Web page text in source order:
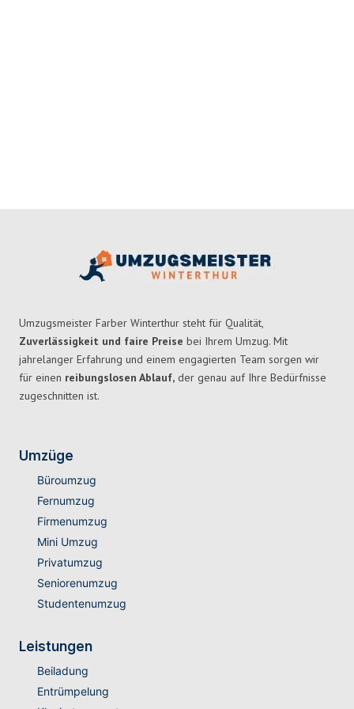
Umzugsmeister Farber Winterthur steht für Qualität,
Zuverlässigkeit und faire Preise bei Ihrem Umzug. Mit
jahrelanger Erfahrung und einem engagierten Team sorgen wir
für einen reibungslosen Ablauf, der genau auf Ihre Bedürfnisse
zugeschnitten ist.
Umzüge
Büroumzug
Fernumzug
Firmenumzug
Mini Umzug
Privatumzug
Seniorenumzug
Studentenumzug
Leistungen
Beiladung
Entrümpelung